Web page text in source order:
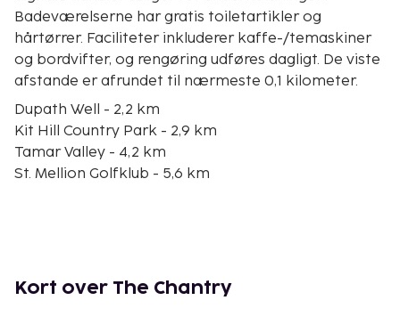
Badeværelserne har gratis toiletartikler og
hårtørrer. Faciliteter inkluderer kaffe-/temaskiner
og bordvifter, og rengøring udføres dagligt. De viste
afstande er afrundet til nærmeste 0,1 kilometer.
Dupath Well - 2,2 km
Kit Hill Country Park - 2,9 km
Tamar Valley - 4,2 km
St. Mellion Golfklub - 5,6 km
The Parish Church of Saint Lalluwy Menheniot - 12,6
Kort over The Chantry